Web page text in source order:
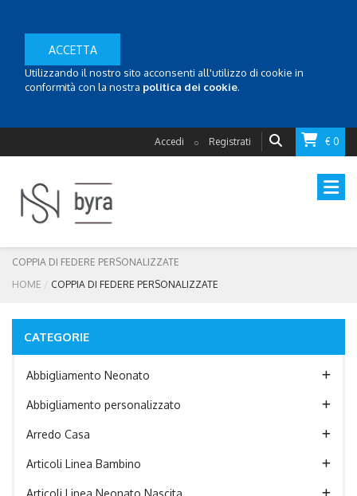
ACCETTA
Utilizzando il nostro sito acconsenti all'utilizzo di cookie in
conformità con la nostra politica dei cookie.
Accedi o Registrati € 0
COPPIA DI FEDERE PERSONALIZZATE
HOME
COPPIA DI FEDERE PERSONALIZZATE
CATEGORIE
Abbigliamento Neonato
Abbigliamento personalizzato
Arredo Casa
Articoli Linea Bambino
Articoli Linea Neonato Nascita